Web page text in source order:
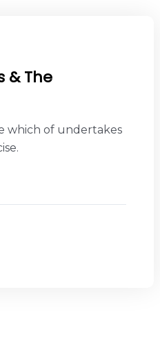
& The
which of undertakes